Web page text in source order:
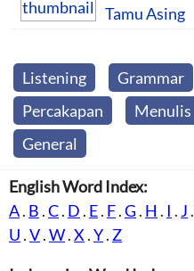
Tamu Asing
Listening Grammar
Percakapan
Menulis
General
English Word Index:
A. B .C. D . E. F.G. H . I . J .
U .V.W.X .Y. Z